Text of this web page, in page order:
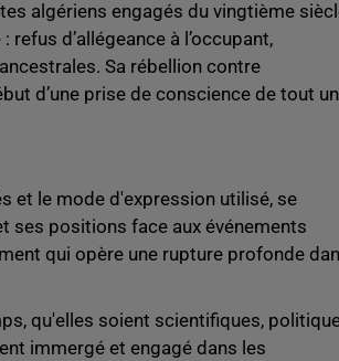
algériens engagés du vingtième
d’allégeance à l’occupant,
Sa rébellion contre
d’une prise de conscience de tout un
et le mode d'expression utilisé, se
ses positions face aux événements
qui opère une rupture profonde
qu'elles soient scientifiques,
immergé et engagé dans les